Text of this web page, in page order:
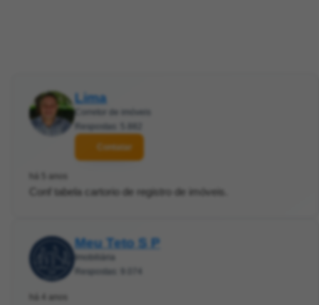
Lima
Corretor de imóveis
Respostas: 5.882
Contatar
há 5 anos
Conf tabela cartorio de registro de imóveis.
Meu Teto S P
Imobiliária
Respostas: 9.074
há 4 anos